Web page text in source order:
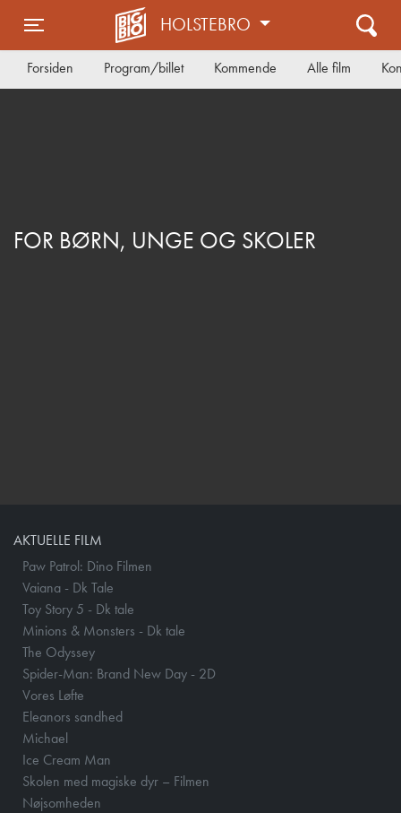
Toggle navigation
HOLSTEBRO
Forsiden Program/billet Kommende Alle film
FOR BØRN, UNGE OG SKOLER
AKTUELLE FILM
Paw Patrol: Dino Filmen
Vaiana - Dk Tale
Toy Story 5 - Dk tale
Minions & Monsters - Dk tale
The Odyssey
Spider-Man: Brand New Day - 2D
Vores Løfte
Eleanors sandhed
Michael
Ice Cream Man
Skolen med magiske dyr – Filmen
Nøjsomheden